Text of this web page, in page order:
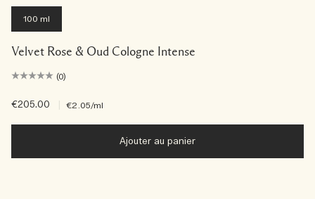
100 ml
Velvet Rose & Oud Cologne Intense
(0)
€205.00 €2.05/ml
Ajouter au panier